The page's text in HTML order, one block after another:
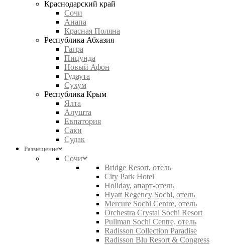
Краснодарский край
Сочи
Анапа
Красная Поляна
Республика Абхазия
Гагра
Пицунда
Новый Афон
Гудаута
Сухум
Республика Крым
Ялта
Алушта
Евпатория
Саки
Судак
Размещение
Сочи
Bridge Resort, отель
City Park Hotel
Holiday, апарт-отель
Hyatt Regency Sochi, отель
Mercure Sochi Centre, отель
Orchestra Crystal Sochi Resort
Pullman Sochi Centre, отель
Radisson Collection Paradise
Radisson Blu Resort & Congress